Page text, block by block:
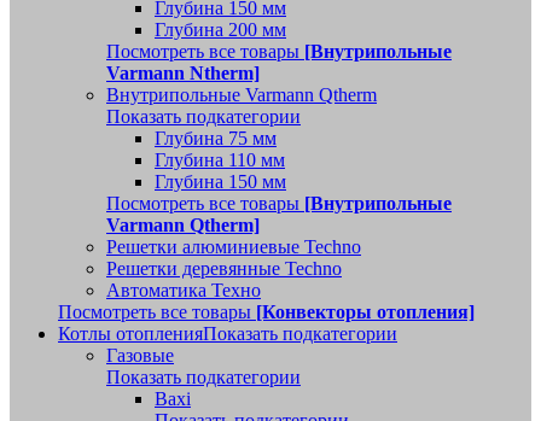
Глубина 150 мм
Глубина 200 мм
Посмотреть все товары [Внутрипольные
Varmann Ntherm]
Внутрипольные Varmann Qtherm
Показать подкатегории
Глубина 75 мм
Глубина 110 мм
Глубина 150 мм
Посмотреть все товары [Внутрипольные
Varmann Qtherm]
Решетки алюминиевые Techno
Решетки деревянные Techno
Автоматика Техно
Посмотреть все товары [Конвекторы отопления]
Котлы отопленияПоказать подкатегории
Газовые
Показать подкатегории
Baxi